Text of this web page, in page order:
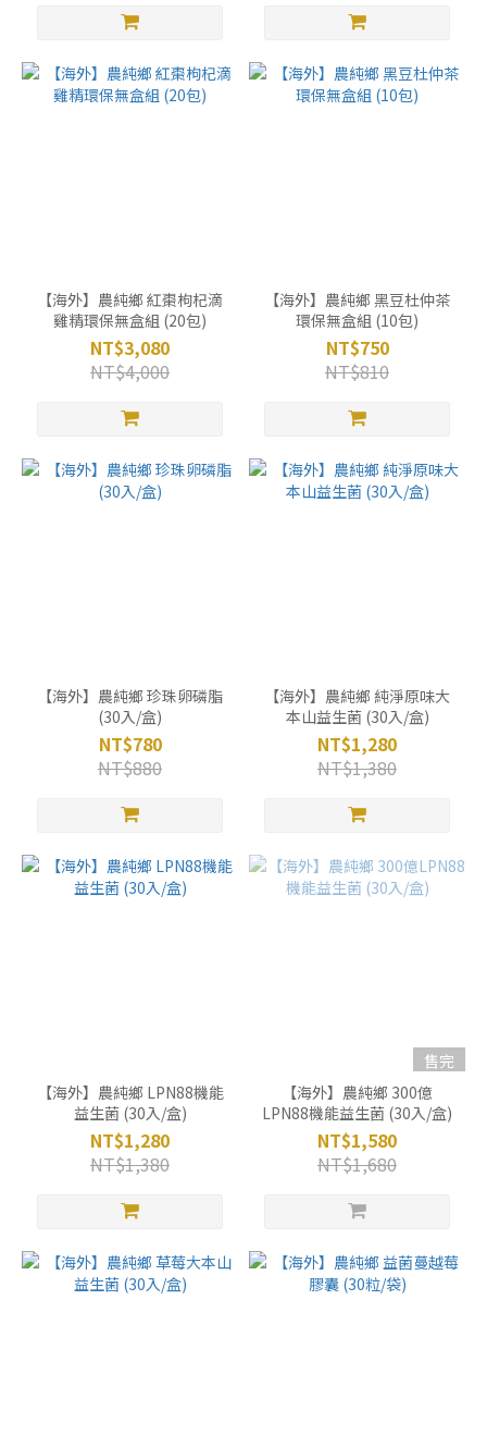
【海外】農純鄉 紅棗枸杞滴
雞精環保無盒組 (20包)
NT$3,080
NT$4,000
【海外】農純鄉 黑豆杜仲茶
環保無盒組 (10包)
NT$750
NT$810
【海外】農純鄉 珍珠卵磷脂
(30入/盒)
NT$780
NT$880
【海外】農純鄉 純淨原味大
本山益生菌 (30入/盒)
NT$1,280
NT$1,380
【海外】農純鄉 LPN88機能
益生菌 (30入/盒)
NT$1,280
NT$1,380
售完
【海外】農純鄉 300億
LPN88機能益生菌 (30入/盒)
NT$1,580
NT$1,680